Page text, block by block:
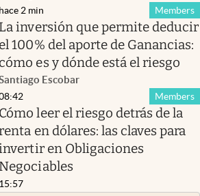
Members
hace 2 min
La inversión que permite deducir
el 100% del aporte de Ganancias:
cómo es y dónde está el riesgo
Escobar
Members
Cómo leer el riesgo detrás de la
en dólares: las claves para
en Obligaciones
Negociables
15:57